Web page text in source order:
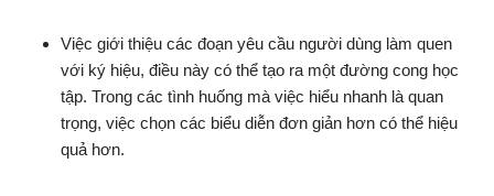
Việc giới thiệu các đoạn yêu cầu người dùng làm quen
với ký hiệu, điều này có thể tạo ra một đường cong học
tập. Trong các tình huống mà việc hiểu nhanh là quan
trọng, việc chọn các biểu diễn đơn giản hơn có thể hiệu
quả hơn.